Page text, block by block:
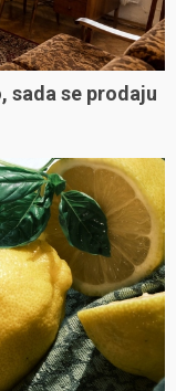
sada se prodaju